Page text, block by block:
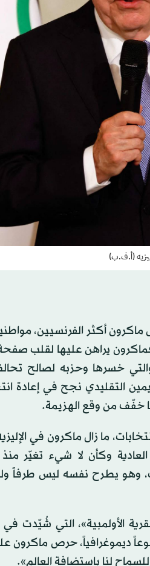
(أ.ف.ب)
أكثر الفرنسيين،
يراهن عليها لقلب
خسرها وحزبه لصالح
التقليدي نجح في إعادة
ما زال ماكرون في
وكأن لا شيء تغيّر
وهو يطرح نفسه ليس طرفاً
الأولمبية»، التي
ديموغرافياً، حرص ماكرون
لنا باستضافة العالم».